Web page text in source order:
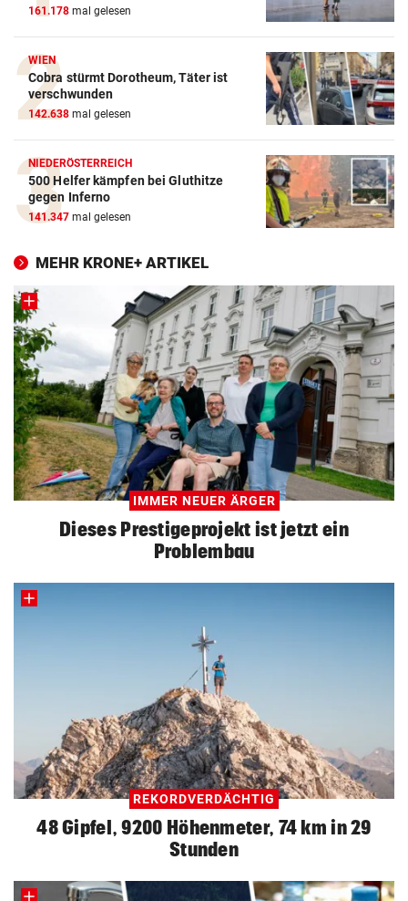
161.178 mal gelesen
WIEN
Cobra stürmt Dorotheum, Täter ist
verschwunden
142.638 mal gelesen
NIEDERÖSTERREICH
500 Helfer kämpfen bei Gluthitze
gegen Inferno
141.347 mal gelesen
MEHR KRONE+ ARTIKEL
IMMER NEUER ÄRGER
Dieses Prestigeprojekt ist jetzt ein
Problembau
REKORDVERDÄCHTIG
48 Gipfel, 9200 Höhenmeter, 74 km in 29
Stunden